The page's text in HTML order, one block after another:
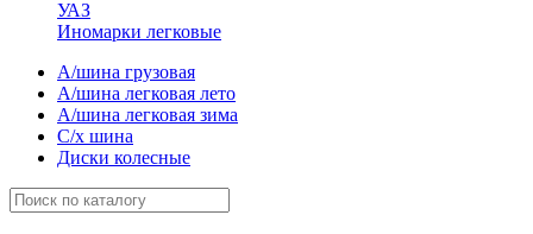
УАЗ
Иномарки легковые
А/шина грузовая
А/шина легковая лето
А/шина легковая зима
С/х шина
Диски колесные